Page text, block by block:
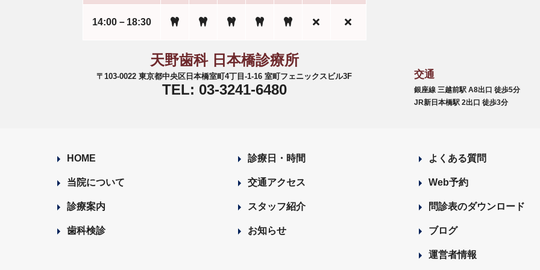
14:00－18:30
天野歯科 日本橋診療所
〒103-0022 東京都中央区日本橋室町4丁目-1-16 室町フェニックスビル3F
TEL: 03-3241-6480
交通
銀座線 三越前駅 A8出口 徒歩5分
JR新日本橋駅 2出口 徒歩3分
HOME
当院について
診療案内
歯科検診
診療日・時間
交通アクセス
スタッフ紹介
お知らせ
よくある質問
Web予約
問診表のダウンロード
ブログ
運営者情報